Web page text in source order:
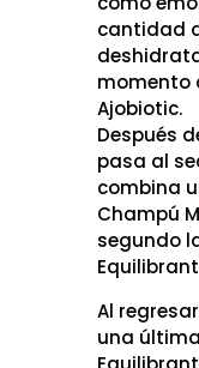
cantidad
momento
Ajobiotic.
Después
pasa al
combina
Champú
segundo
Al
una